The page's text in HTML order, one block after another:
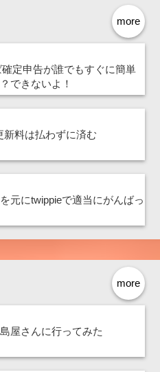
more
定申告が誰でもすぐに簡単
できないよ！
新料は払わずに済む
元にtwippieで適当にがんばっ
more
屋さんに行ってみた